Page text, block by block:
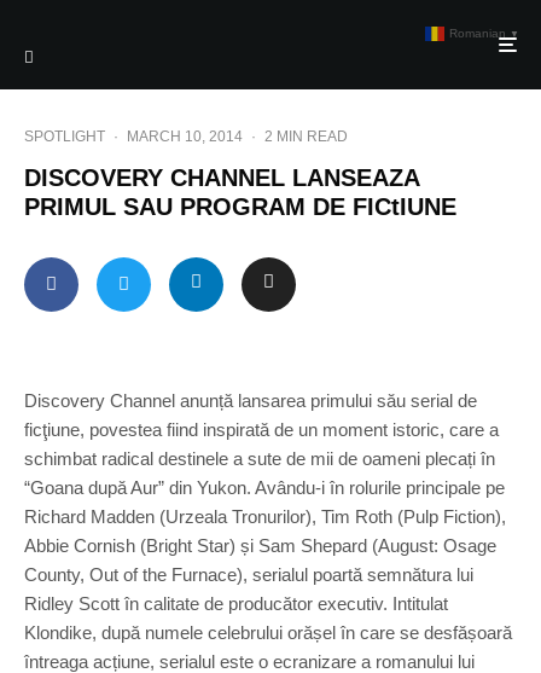
SPOTLIGHT · MARCH 10, 2014 · 2 MIN READ
DISCOVERY CHANNEL LANSEAZA
PRIMUL SAU PROGRAM DE FICtIUNE
Discovery Channel anunță lansarea primului său serial de
ficţiune, povestea fiind inspirată de un moment istoric, care a
schimbat radical destinele a sute de mii de oameni plecați în
“Goana după Aur” din Yukon. Avându-i în rolurile principale pe
Richard Madden (Urzeala Tronurilor), Tim Roth (Pulp Fiction),
Abbie Cornish (Bright Star) și Sam Shepard (August: Osage
County, Out of the Furnace), serialul poartă semnătura lui
Ridley Scott în calitate de producător executiv. Intitulat
Klondike, după numele celebrului orășel în care se desfășoară
întreaga acțiune, serialul este o ecranizare a romanului lui
Romanian ▼